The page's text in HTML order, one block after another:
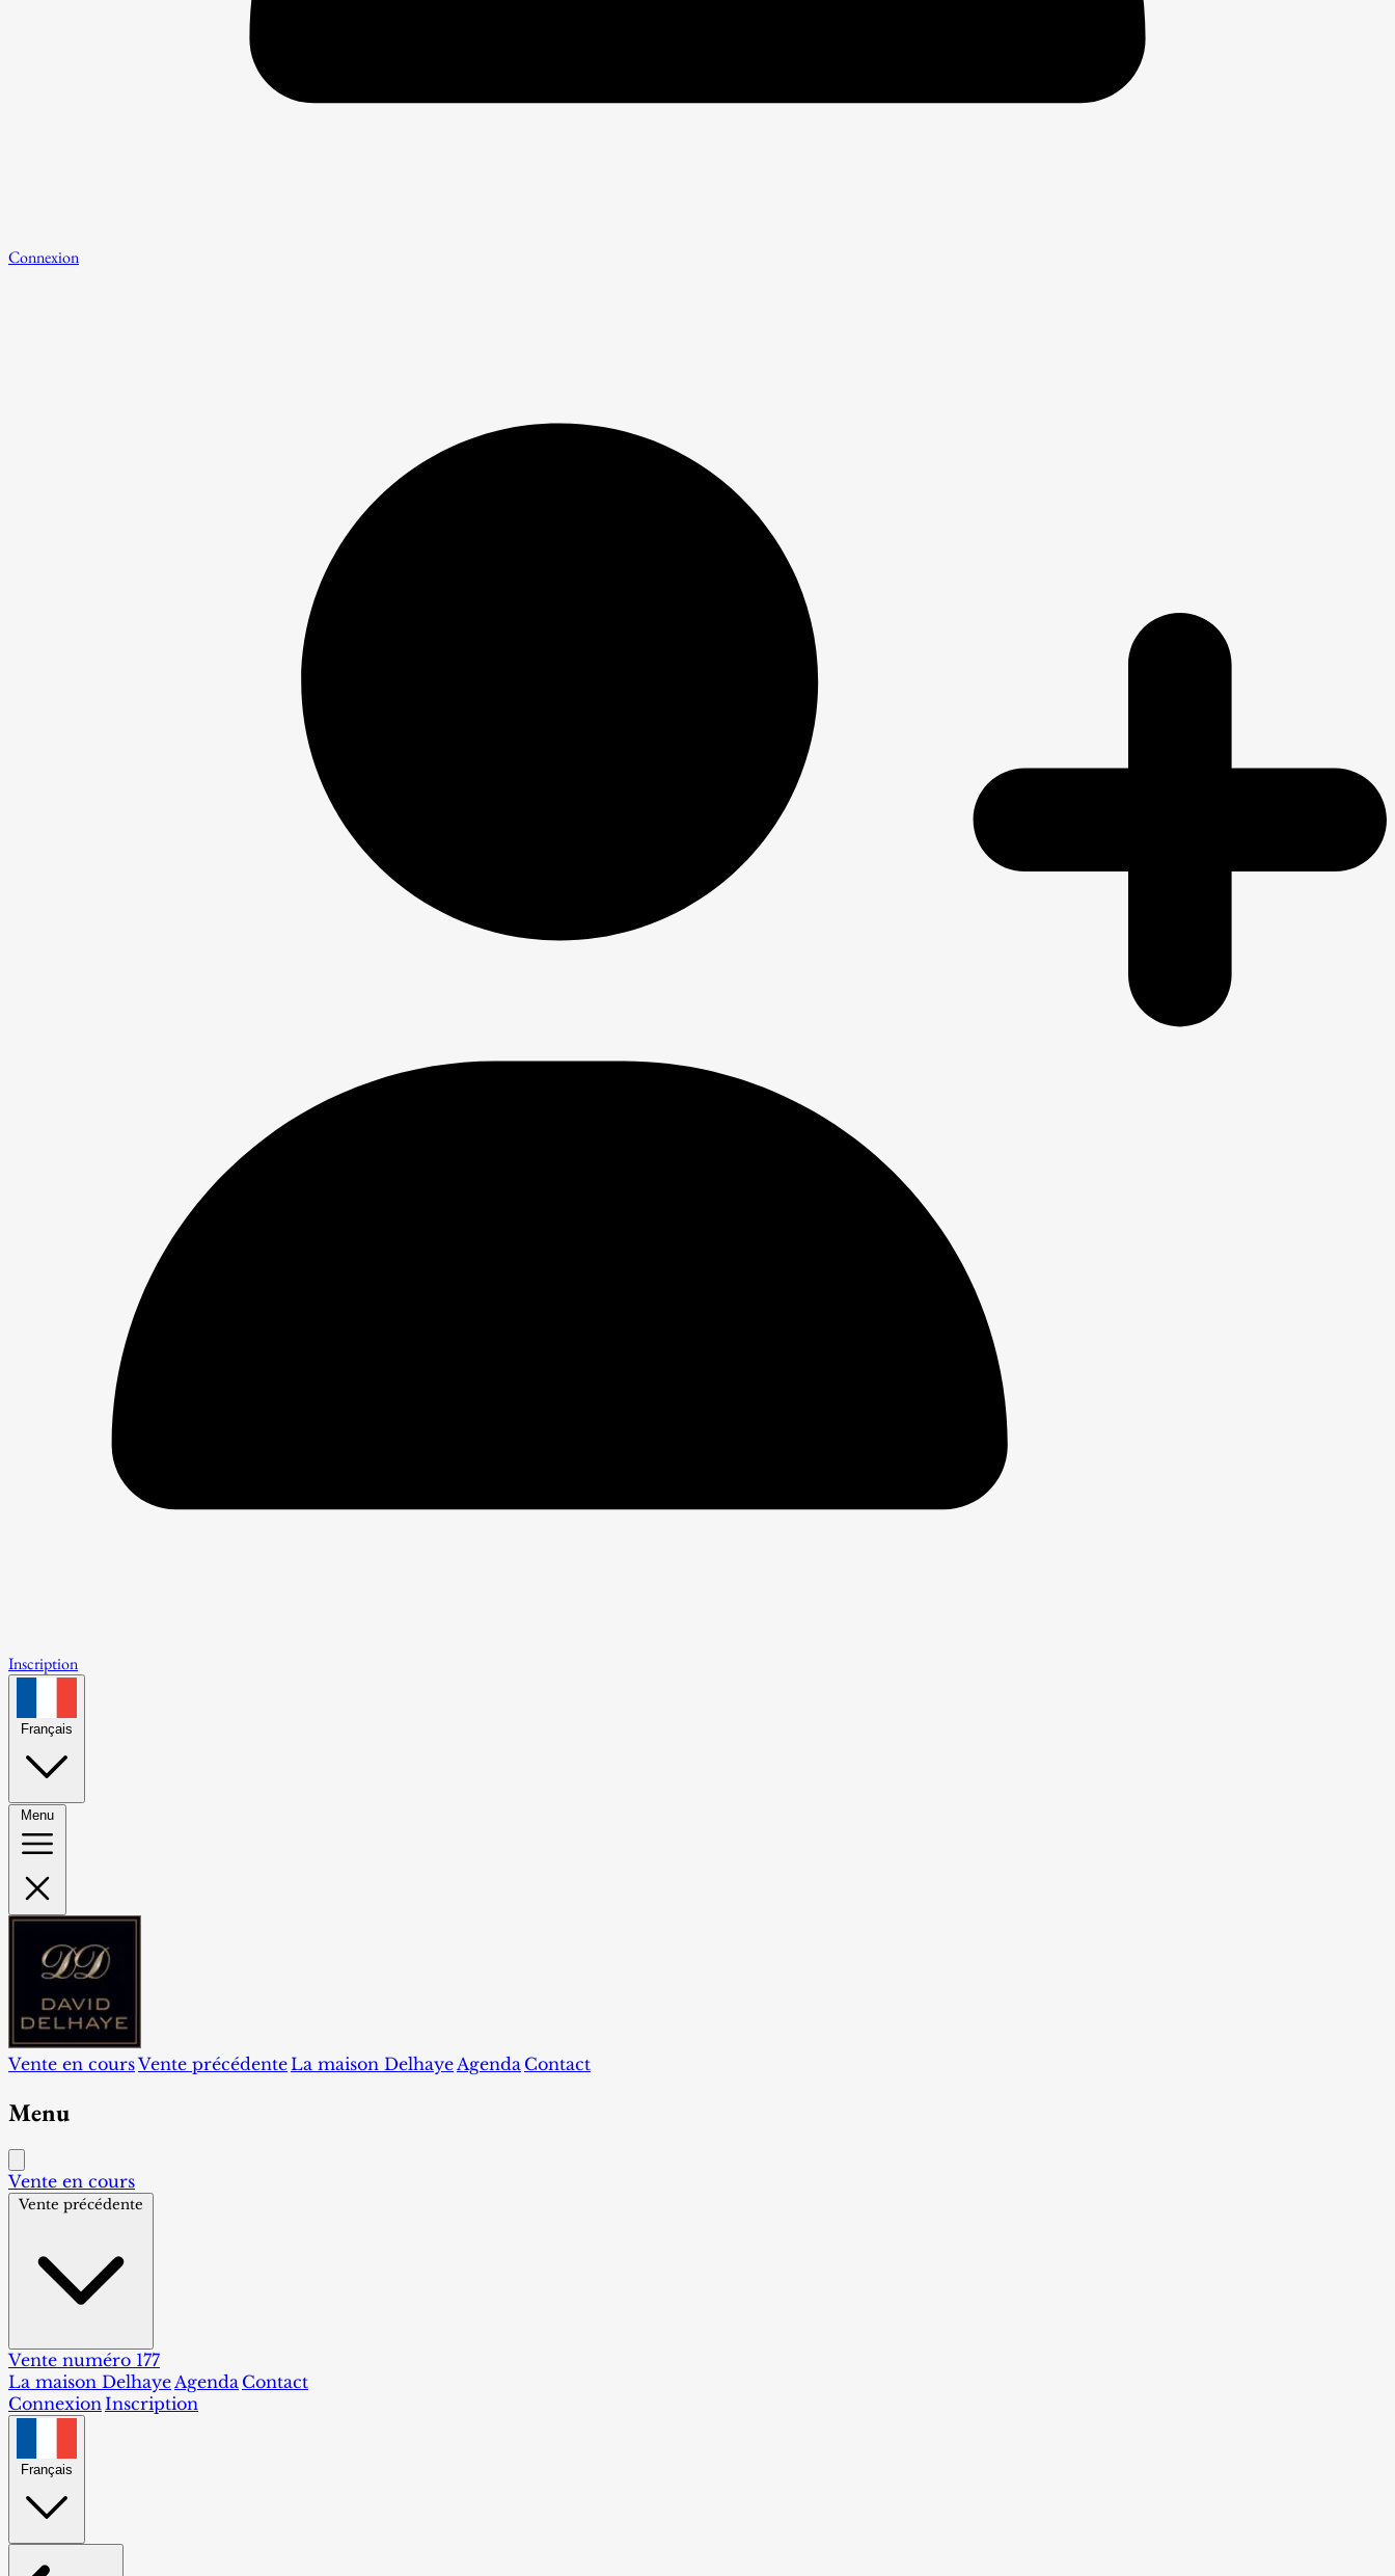
Connexion
Inscription
Français
Menu
Vente en coursVente précédente La maison Delhaye Agenda Contact
Menu
Vente en cours
Vente précédente
Vente numéro 177
La maison DelhayeAgenda Contact
ConnexionInscription
Français